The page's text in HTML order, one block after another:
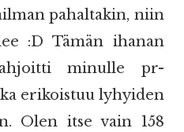
pahaltakin, niin
:D Tämän ihanan
minulle pr-
erikoistuu lyhyiden
Olen itse vain 158